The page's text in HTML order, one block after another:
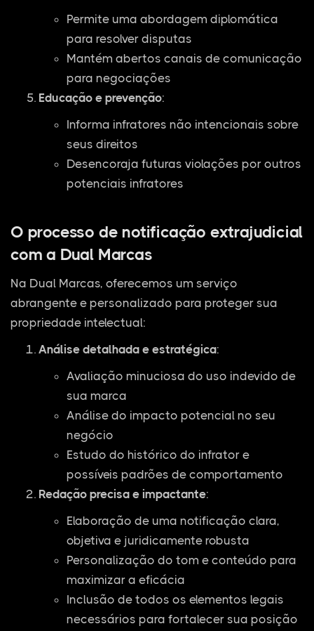
Permite uma abordagem diplomática
para resolver disputas
Mantém abertos canais de comunicação
para negociações
Educação e prevenção:
Informa infratores não intencionais sobre
seus direitos
Desencoraja futuras violações por outros
potenciais infratores
O processo de notificação extrajudicial
com a Dual Marcas
Na Dual Marcas, oferecemos um serviço
abrangente e personalizado para proteger sua
propriedade intelectual:
Análise detalhada e estratégica:
Avaliação minuciosa do uso indevido de
sua marca
Análise do impacto potencial no seu
negócio
Estudo do histórico do infrator e
possíveis padrões de comportamento
Redação precisa e impactante:
Elaboração de uma notificação clara,
objetiva e juridicamente robusta
Personalização do tom e conteúdo para
maximizar a eficácia
Inclusão de todos os elementos legais
necessários para fortalecer sua posição